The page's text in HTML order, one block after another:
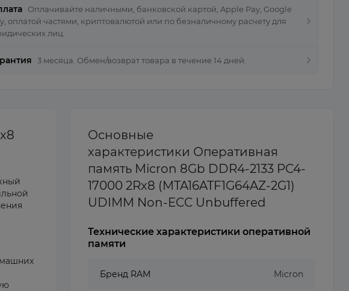
Оплачивайте наличными, банковской картой, Apple Pay, Google
оплатой частями, криптовалютой или по безналичному расчету для
лиц.
3 месяца. Обмен/возврат товара в течение 14 дней.
Основные
характеристики Оперативная
память Micron 8Gb DDR4-2133 PC4-
17000 2Rx8 (MTA16ATF1G64AZ-2G1)
UDIMM Non-ECC Unbuffered
Технические характеристики оперативной
памяти
Бренд RAM Micron